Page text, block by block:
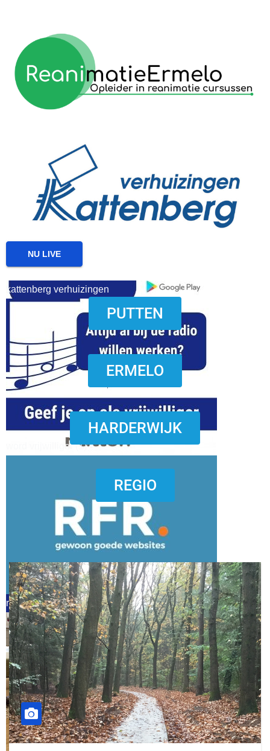
reanimatie ermelo
download onzze App
word vrijwilliger (1)
kattenberg verhuizingen
word vrijwilliger (1)
refreshed webdesign putten
NU LIVE
PUTTEN
ERMELO
HARDERWIJK
REGIO